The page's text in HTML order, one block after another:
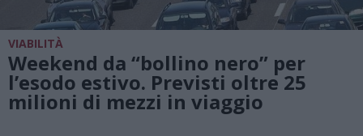
VIABILITÀ
Weekend da “bollino nero” per
l’esodo estivo. Previsti oltre 25
milioni di mezzi in viaggio